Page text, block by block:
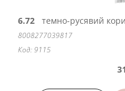
6.72 темно-русявий
8008277039817
Код: 9115